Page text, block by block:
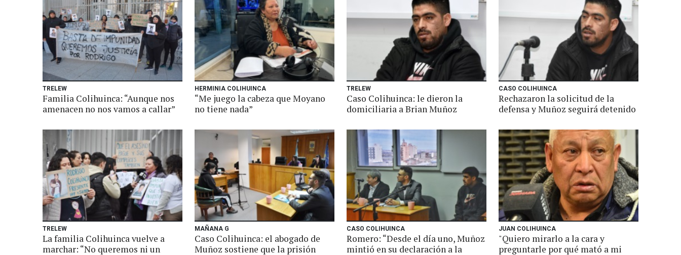
TRELEW
Familia Colihuinca: “Aunque nos
amenacen no nos vamos a callar”
HERMINIA COLIHUINCA
“Me juego la cabeza que Moyano
no tiene nada”
TRELEW
Caso Colihuinca: le dieron la
domiciliaria a Brian Muñoz
CASO COLIHUINCA
Rechazaron la solicitud de la
defensa y Muñoz seguirá detenido
TRELEW
La familia Colihuinca vuelve a
marchar: “No queremos ni un
MAÑANA G
Caso Colihuinca: el abogado de
Muñoz sostiene que la prisión
CASO COLIHUINCA
Romero: “Desde el día uno, Muñoz
mintió en su declaración a la
JUAN COLIHUINCA
"Quiero mirarlo a la cara y
preguntarle por qué mató a mi